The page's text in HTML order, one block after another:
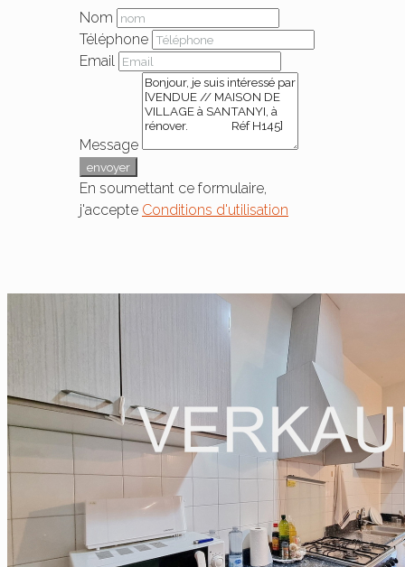
Nom
Téléphone
Email
Message
envoyer
En soumettant ce formulaire,
j'accepte Conditions d'utilisation